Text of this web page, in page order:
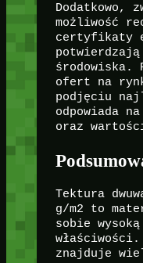
Dodatkowo,
możliwość
certyfikaty
środowiska.
ofert na
podjęciu
odpowiada
oraz
Tektura
g/m2 to
sobie
znajduje